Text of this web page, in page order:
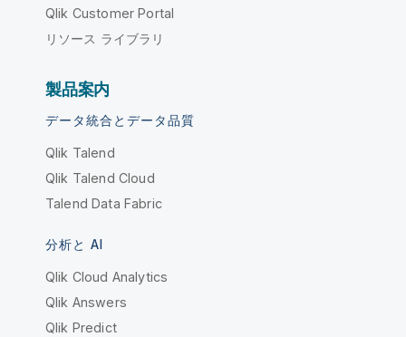
Qlik Customer Portal
リソース ライブラリ
製品案内
データ統合とデータ品質
Qlik Talend
Qlik Talend Cloud
Talend Data Fabric
分析と AI
Qlik Cloud Analytics
Qlik Answers
Qlik Predict